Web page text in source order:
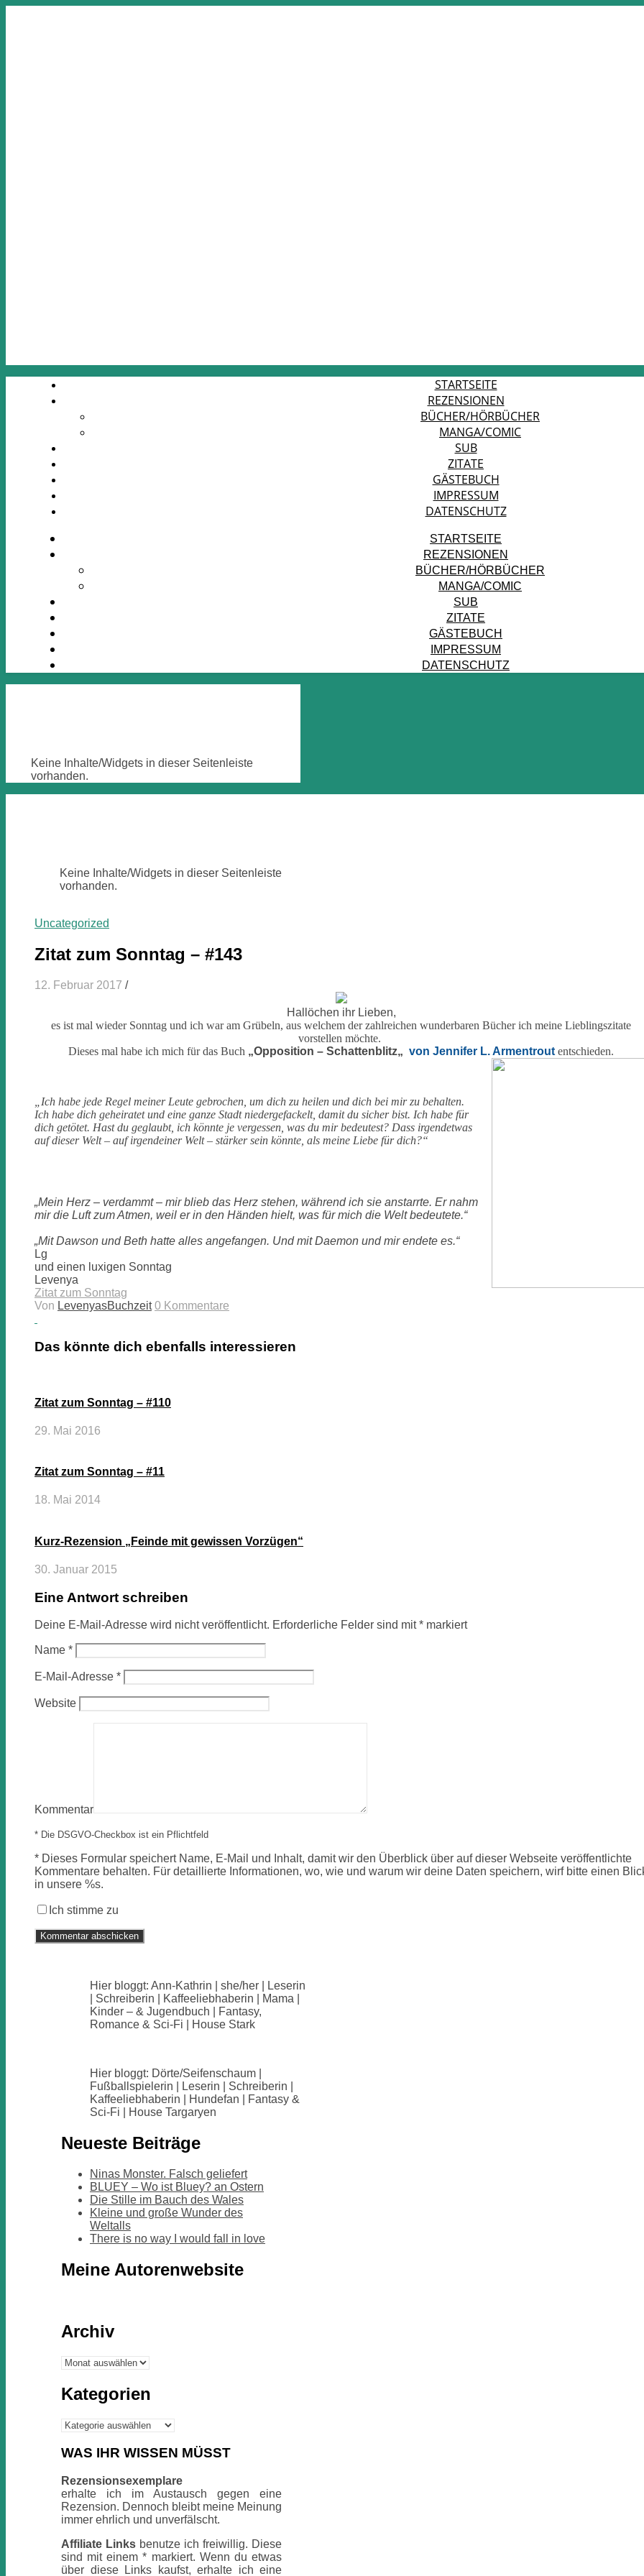
STARTSEITE
REZENSIONEN
BÜCHER/HÖRBÜCHER
MANGA/COMIC
SUB
ZITATE
GÄSTEBUCH
IMPRESSUM
DATENSCHUTZ
STARTSEITE
REZENSIONEN
BÜCHER/HÖRBÜCHER
MANGA/COMIC
SUB
ZITATE
GÄSTEBUCH
IMPRESSUM
DATENSCHUTZ
Keine Inhalte/Widgets in dieser Seitenleiste
vorhanden.
Keine Inhalte/Widgets in dieser Seitenleiste
vorhanden.
Uncategorized
Zitat zum Sonntag – #143
12. Februar 2017 /
Hallöchen ihr Lieben,
es ist mal wieder Sonntag und ich war am Grübeln, aus welchem der zahlreichen wunderbaren Bücher ich meine Lieblingszitate
vorstellen möchte.
Dieses mal habe ich mich für das Buch „Opposition – Schattenblitz„ von Jennifer L. Armentrout entschieden.
„Ich habe jede Regel meiner Leute gebrochen, um dich zu heilen und dich bei mir zu behalten.
Ich habe dich geheiratet und eine ganze Stadt niedergefackelt, damit du sicher bist. Ich habe für
dich getötet. Hast du geglaubt, ich könnte je vergessen, was du mir bedeutest? Dass irgendetwas
auf dieser Welt – auf irgendeiner Welt – stärker sein könnte, als meine Liebe für dich?“
„Mein Herz – verdammt – mir blieb das Herz stehen, während ich sie anstarrte. Er nahm
mir die Luft zum Atmen, weil er in den Händen hielt, was für mich die Welt bedeutete.“
„Mit Dawson und Beth hatte alles angefangen. Und mit Daemon und mir endete es.“
Lg
und einen luxigen Sonntag
Levenya
Zitat zum Sonntag
Von LevenyasBuchzeit 0 Kommentare
Das könnte dich ebenfalls interessieren
Zitat zum Sonntag – #110
29. Mai 2016
Zitat zum Sonntag – #11
18. Mai 2014
Kurz-Rezension „Feinde mit gewissen Vorzügen“
30. Januar 2015
Eine Antwort schreiben
Deine E-Mail-Adresse wird nicht veröffentlicht. Erforderliche Felder sind mit* markiert
Name *
E-Mail-Adresse *
Website
Kommentar
* Die DSGVO-Checkbox ist ein Pflichtfeld
* Dieses Formular speichert Name, E-Mail und Inhalt, damit wir den Überblick über auf dieser Webseite veröffentlichte
Kommentare behalten. Für detaillierte Informationen, wo, wie und warum wir deine Daten speichern, wirf bitte einen
in unsere %s.
Ich stimme zu
Hier bloggt: Ann-Kathrin | she/her | Leserin
| Schreiberin | Kaffeeliebhaberin | Mama |
Kinder – & Jugendbuch | Fantasy,
Romance & Sci-Fi | House Stark
Hier bloggt: Dörte/Seifenschaum |
Fußballspielerin | Leserin | Schreiberin |
Kaffeeliebhaberin | Hundefan | Fantasy &
Sci-Fi | House Targaryen
Neueste Beiträge
Ninas Monster. Falsch geliefert
BLUEY – Wo ist Bluey? an Ostern
Die Stille im Bauch des Wales
Kleine und große Wunder des
Weltalls
There is no way I would fall in love
Meine Autorenwebsite
Archiv
Archiv
Kategorien
Kategorien
WAS IHR WISSEN MÜSST
Rezensionsexemplare
erhalte ich im Austausch gegen eine
Rezension. Dennoch bleibt meine Meinung
immer ehrlich und unverfälscht.
Affiliate Links benutze ich freiwillig. Diese
sind mit einem * markiert. Wenn du etwas
über diese Links kaufst, erhalte ich eine